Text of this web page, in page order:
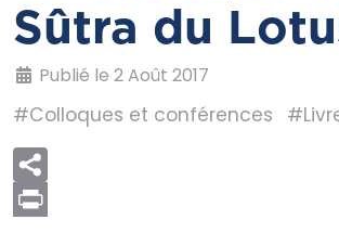
Sûtra du
Publié le 2 Août 2017
#Colloques et conférences